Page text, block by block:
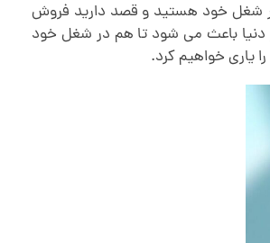
شغل خود هستید و قصد دارید فروش
دنیا باعث می شود تا هم در شغل خود
یاری خواهیم کرد.